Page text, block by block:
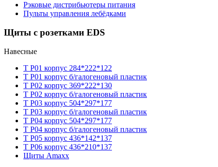
Рэковые дистрибьютеры питания
Пульты управления лебёдками
Щиты с розетками EDS
Навесные
T P01 корпус 284*222*122
T P01 корпус б/галогеновый пластик
T P02 корпус 369*222*130
T P02 корпус б/галогеновый пластик
T P03 корпус 504*297*177
T P03 корпус б/галогеновый пластик
T P04 корпус 504*297*177
T P04 корпус б/галогеновый пластик
T P05 корпус 436*142*137
T P06 корпус 436*210*137
Щиты Amaxx